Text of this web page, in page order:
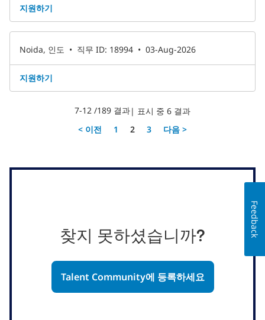
지원하기
Noida, 인도 • 직무 ID: 18994 • 03-Aug-2026
지원하기
7-12 /189 결과| 표시 중 6 결과
< 이전
1 페이지
2 3 다음 >
찾지 못하셨습니까?
Talent Community에 등록하세요
Feedback